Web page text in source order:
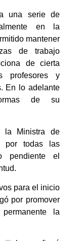
una serie de
en la
mantener
de trabajo
de cierta
profesores y
En lo adelante
de su
la Ministra de
por todas las
pendiente el
para el inicio
por promover
la